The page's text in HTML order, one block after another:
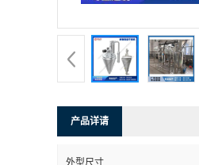
产品详请
外型尺寸